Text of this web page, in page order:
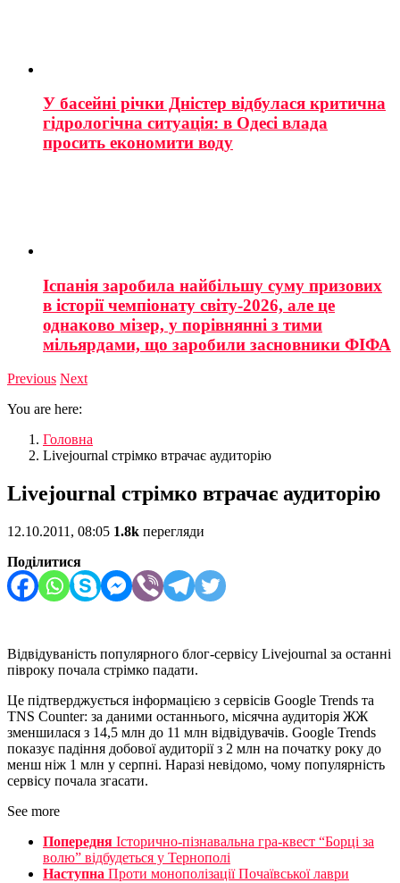
У басейні річки Дністер відбулася критична
гідрологічна ситуація: в Одесі влада
просить економити воду
Іспанія заробила найбільшу суму призових
в історії чемпіонату світу-2026, але це
однаково мізер, у порівнянні з тими
мільярдами, що заробили засновники ФІФА
Previous Next
You are here:
Головна
Livejournal стрімко втрачає аудиторію
Livejournal стрімко втрачає аудиторію
12.10.2011, 08:05 1.8k перегляди
Поділитися
Відвідуваність популярного блог-сервісу Livejournal за останні
півроку почала стрімко падати.
Це підтверджується інформацією з сервісів Google Trends та
TNS Counter: за даними останнього, місячна аудиторія ЖЖ
зменшилася з 14,5 млн до 11 млн відвідувачів. Google Trends
показує падіння добової аудиторії з 2 млн на початку року до
менш ніж 1 млн у серпні. Наразі невідомо, чому популярність
сервісу почала згасати.
See more
Попередня Історично-пізнавальна гра-квест “Борці за
волю” відбудеться у Тернополі
Наступна Проти монополізації Почаївської лаври